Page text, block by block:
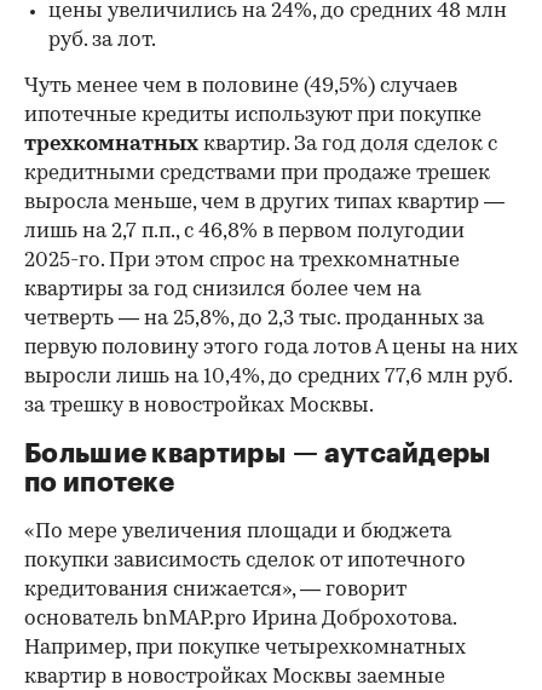
цены увеличились на 24%, до средних 48 млн
руб. за лот.
Чуть менее чем в половине (49,5%) случаев
ипотечные кредиты используют при покупке
трехкомнатных квартир. За год доля сделок с
кредитными средствами при продаже трешек
выросла меньше, чем в других типах квартир —
лишь на 2,7 п.п., с 46,8% в первом полугодии
2025-го. При этом спрос на трехкомнатные
квартиры за год снизился более чем на
четверть — на 25,8%, до 2,3 тыс. проданных за
первую половину этого года лотов А цены на них
выросли лишь на 10,4%, до средних 77,6 млн руб.
за трешку в новостройках Москвы.
Большие квартиры — аутсайдеры
по ипотеке
«По мере увеличения площади и бюджета
покупки зависимость сделок от ипотечного
кредитования снижается», — говорит
основатель bnMAP.pro Ирина Доброхотова.
Например, при покупке четырехкомнатных
квартир в новостройках Москвы заемные